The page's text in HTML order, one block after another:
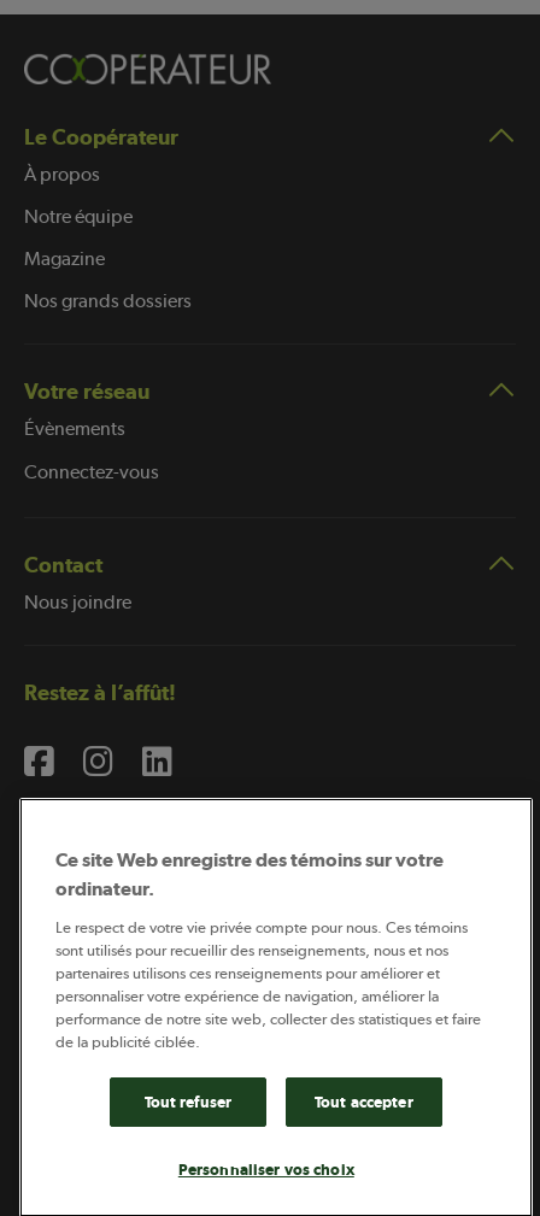
Le Coopérateur
À propos
Notre équipe
Magazine
Nos grands dossiers
Votre réseau
Évènements
Connectez-vous
Contact
Nous joindre
Restez à l’affût!
Coopérateur est publié par Sollio Groupe Coopératif.
Il est l’outil d’information de la coopération agricole
québécoise.
Ce site Web enregistre des témoins sur votre
ordinateur.
Le respect de votre vie privée compte pour nous. Ces témoins
sont utilisés pour recueillir des renseignements, nous et nos
partenaires utilisons ces renseignements pour améliorer et
personnaliser votre expérience de navigation, améliorer la
performance de notre site web, collecter des statistiques et faire
de la publicité ciblée.
Tout refuser Tout accepter
Personnaliser vos choix